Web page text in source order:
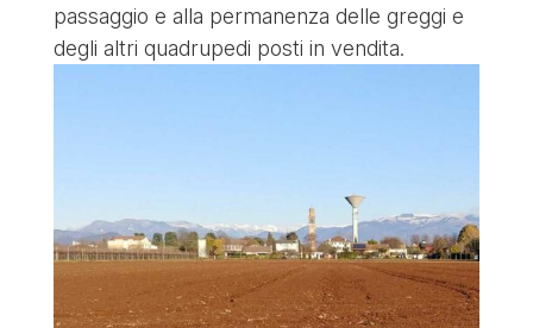
passaggio e alla permanenza delle greggi e
degli altri quadrupedi posti in vendita.